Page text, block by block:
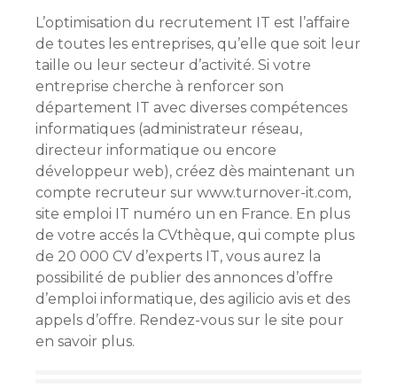
L’optimisation du recrutement IT est l’affaire
de toutes les entreprises, qu’elle que soit leur
taille ou leur secteur d’activité. Si votre
entreprise cherche à renforcer son
département IT avec diverses compétences
informatiques (administrateur réseau,
directeur informatique ou encore
développeur web), créez dès maintenant un
compte recruteur sur www.turnover-it.com,
site emploi IT numéro un en France. En plus
de votre accés la CVthèque, qui compte plus
de 20 000 CV d’experts IT, vous aurez la
possibilité de publier des annonces d’offre
d’emploi informatique, des agilicio avis et des
appels d’offre. Rendez-vous sur le site pour
en savoir plus.